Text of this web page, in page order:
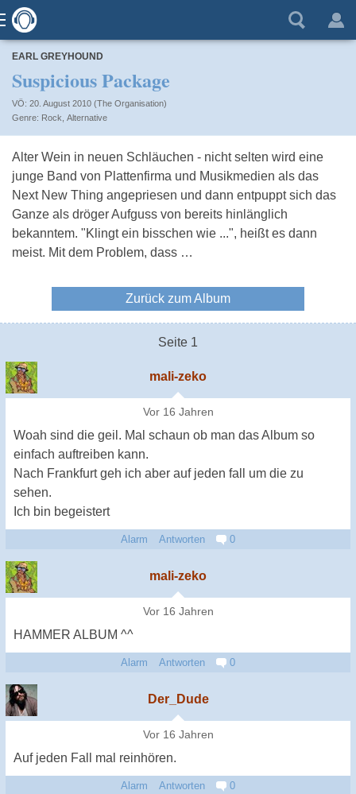
EARL GREYHOUND
Suspicious Package
VÖ: 20. August 2010 (The Organisation)
Rock Alternative
Alter Wein in neuen Schläuchen - nicht selten wird eine
junge Band von Plattenfirma und Musikmedien als das
Next New Thing angepriesen und dann entpuppt sich das
Ganze als dröger Aufguss von bereits hinlänglich
bekanntem. "Klingt ein bisschen wie ...", heißt es dann
meist. Mit dem Problem, dass …
Zurück zum Album
Seite 1
mali-zeko
Vor 16 Jahren
Woah sind die geil. Mal schaun ob man das Album so
einfach auftreiben kann.
Nach Frankfurt geh ich aber auf jeden fall um die zu
sehen.
Ich bin begeistert
Alarm Antworten 0
mali-zeko
Vor 16 Jahren
HAMMER ALBUM ^^
Alarm Antworten 0
Der_Dude
Vor 16 Jahren
Auf jeden Fall mal reinhören.
Alarm Antworten 0